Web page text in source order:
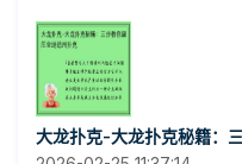
大龙扑克-大龙扑克秘籍：